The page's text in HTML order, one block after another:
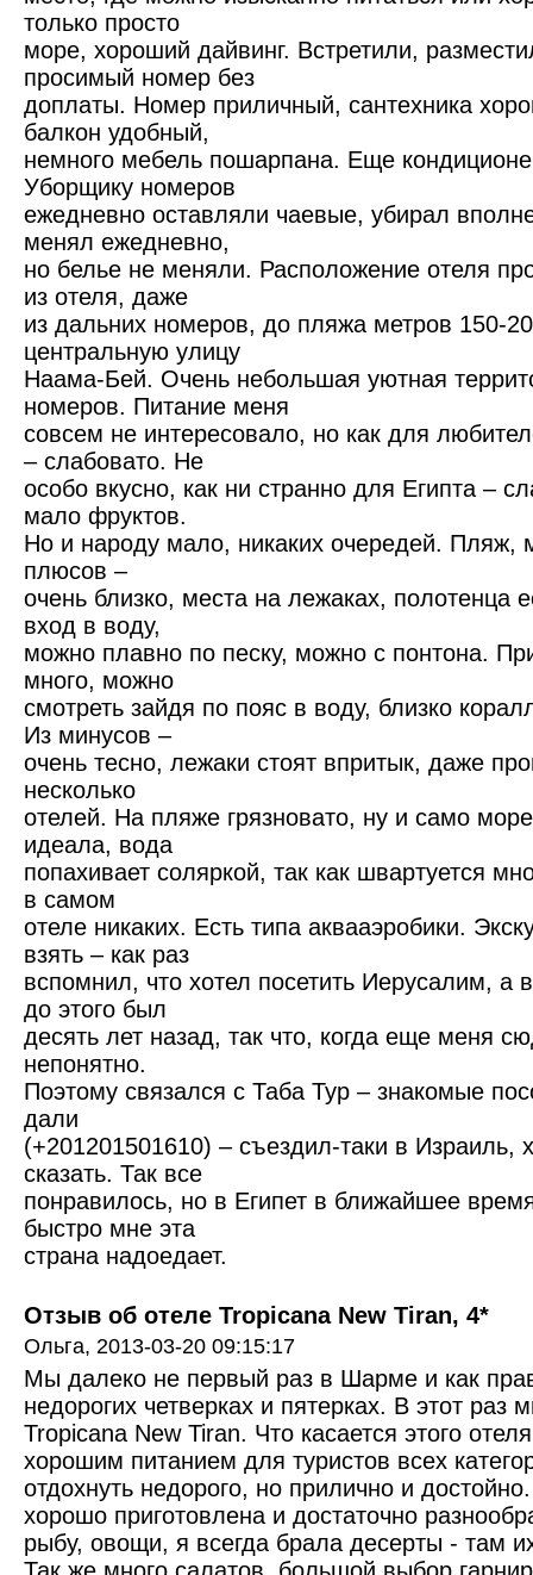
только просто
море, хороший дайвинг. Встретили,
просимый номер без
доплаты. Номер приличный, сантехника
балкон удобный,
немного мебель пошарпана. Еще
Уборщику номеров
ежедневно оставляли чаевые, убирал
менял ежедневно,
но белье не меняли. Расположение отеля
из отеля, даже
из дальних номеров, до пляжа метров 150-
центральную улицу
Наама-Бей. Очень небольшая уютная
номеров. Питание меня
совсем не интересовало, но как для
– слабовато. Не
особо вкусно, как ни странно для Египта –
мало фруктов.
Но и народу мало, никаких очередей. Пляж,
плюсов –
очень близко, места на лежаках, полотенца
вход в воду,
можно плавно по песку, можно с понтона.
много, можно
смотреть зайдя по пояс в воду, близко
Из минусов –
очень тесно, лежаки стоят впритык, даже
несколько
отелей. На пляже грязновато, ну и само
идеала, вода
попахивает соляркой, так как швартуется
в самом
отеле никаких. Есть типа аквааэробики.
взять – как раз
вспомнил, что хотел посетить Иерусалим, а
до этого был
десять лет назад, так что, когда еще меня
непонятно.
Поэтому связался с Таба Тур – знакомые
дали
(+201201501610) – съездил-таки в Израиль,
сказать. Так все
понравилось, но в Египет в ближайшее
быстро мне эта
страна надоедает.
Отзыв об отеле Tropicana New Tiran, 4*
Ольга, 2013-03-20 09:15:17
Мы далеко не первый раз в Шарме и как
недорогих четверках и пятерках. В этот
Tropicana New Tiran. Что касается этого
хорошим питанием для туристов всех
отдохнуть недорого, но прилично и
хорошо приготовлена и достаточно
рыбу, овощи, я всегда брала десерты - там